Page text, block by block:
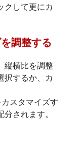
クして更にカ
調整する
縦横比を調整
択するか、カ
スタマイズす
されます。